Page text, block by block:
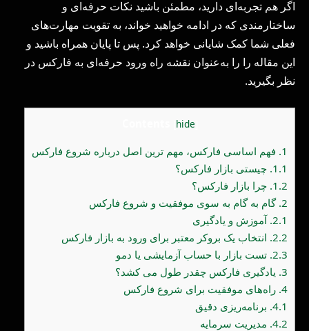
اگر هم تجربه‌ای دارید، مطمئن باشید نکات حرفه‌ای و
ساختارمندی که در ادامه خواهید خواند، به تقویت مهارت‌های
فعلی شما کمک شایانی خواهد کرد. پس تا پایان همراه باشید و
این مقاله را را به‌عنوان نقشه راه ورود حرفه‌ای به فارکس در
نظر بگیرید.
hide
1. فهم اساسی فارکس، مهم ترین اصل درباره شروع فارکس
1.1. چیستی بازار فارکس؟
1.2. چرا بازار فارکس؟
2. گام به گام به سوی موفقیت و شروع فارکس
2.1. آموزش و یادگیری
2.2. انتخاب یک بروکر معتبر برای ورود به بازار فارکس
2.3. تست بازار با حساب آزمایشی یا دمو
3. یادگیری فارکس چقدر طول می کشد؟
4. راه‌های موفقیت برای شروع فارکس
4.1. برنامه‌ریزی دقیق
4.2. مدیریت سرمایه